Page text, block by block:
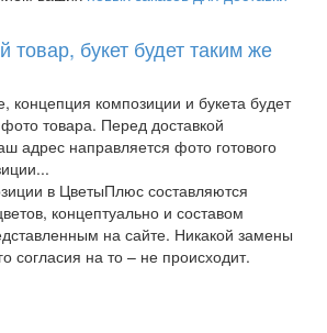
товар, букет будет таким же
концепция композиции и букета будет
товара. Перед доставкой
адрес направляется фото готового
в ЦветыПлюс составляются
концептуально и составом
на сайте. Никакой замены
согласия на то – не происходит.